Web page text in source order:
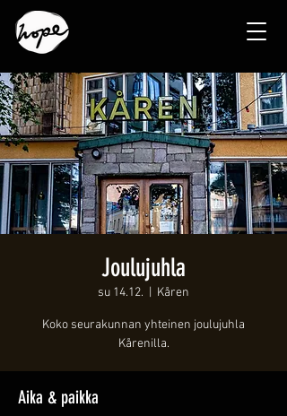
Joulujuhla
su 14.12. Kåren
Koko seurakunnan yhteinen joulujuhla
Kårenilla.
Aika & paikka